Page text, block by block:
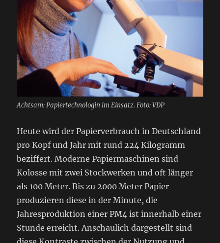
Achtsam: Papiertechnologin im Einsatz. Foto: VDP
Heute wird der Papierverbrauch in Deutschland
pro Kopf und Jahr mit rund 224 Kilogramm
beziffert. Moderne Papiermaschinen sind
Kolosse mit zwei Stockwerken und oft länger
als 100 Meter. Bis zu 2000 Meter Papier
produzieren diese in der Minute, die
Jahresproduktion einer PM4 ist innerhalb einer
Stunde erreicht. Anschaulich dargestellt sind